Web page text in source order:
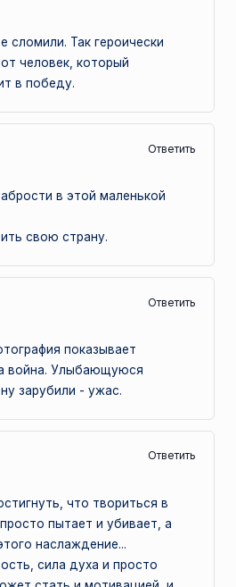
сломили. Так героически
человек, который
в победу.
Ответить
в этой маленькой
свою страну.
Ответить
показывает
война. Улыбающуюся
зарубили - ужас.
Ответить
что твориться в
пытает и убивает, а
наслаждение...
сила духа и просто